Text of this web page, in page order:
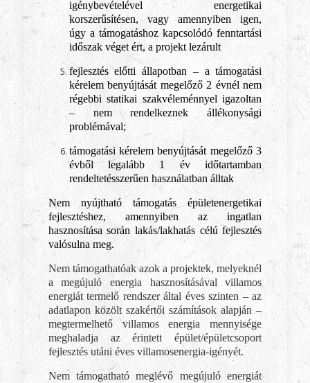
igénybevételével energetikai
korszerűsítésen, vagy amennyiben igen,
úgy a támogatáshoz kapcsolódó fenntartási
időszak véget ért, a projekt lezárult
fejlesztés előtti állapotban – a támogatási
kérelem benyújtását megelőző 2 évnél nem
régebbi statikai szakvéleménnyel igazoltan
– nem rendelkeznek állékonysági
problémával;
támogatási kérelem benyújtását megelőző 3
évből legalább 1 év időtartamban
rendeltetésszerűen használatban álltak
Nem nyújtható támogatás épületenergetikai
fejlesztéshez, amennyiben az ingatlan
hasznosítása során lakás/lakhatás célú fejlesztés
valósulna meg.
Nem támogathatóak azok a projektek, melyeknél
a megújuló energia hasznosításával villamos
energiát termelő rendszer által éves szinten – az
adatlapon közölt szakértői számítások alapján –
megtermelhető villamos energia mennyisége
meghaladja az érintett épület/épületcsoport
fejlesztés utáni éves villamosenergia-igényét.
Nem támogatható meglévő megújuló energiát